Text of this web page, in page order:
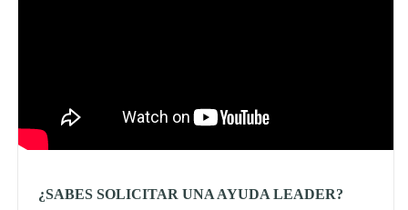
¿SABES SOLICITAR UNA AYUDA LEADER?